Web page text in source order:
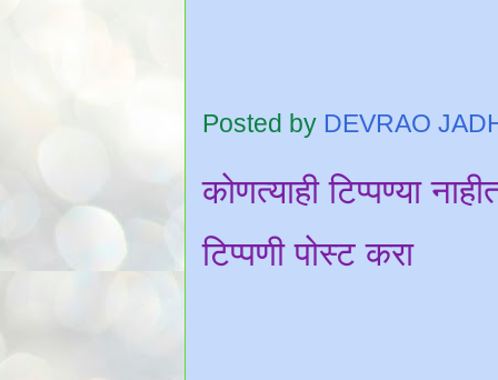
Posted by DEVRAO
कोणत्याही टिप्पण्‍या
टिप्पणी पोस्ट करा